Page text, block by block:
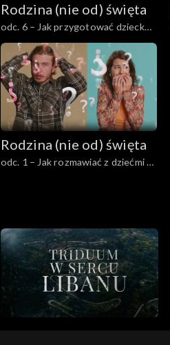
Rodzina (nie od) święta
odc. 6 – Jak przygotować dziecko
na pojawienie się rodzeństwa?
Rodzina (nie od) święta
odc. 1 – Jak rozmawiać z dziećmi o